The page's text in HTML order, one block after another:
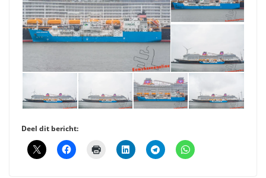
Deel dit bericht: